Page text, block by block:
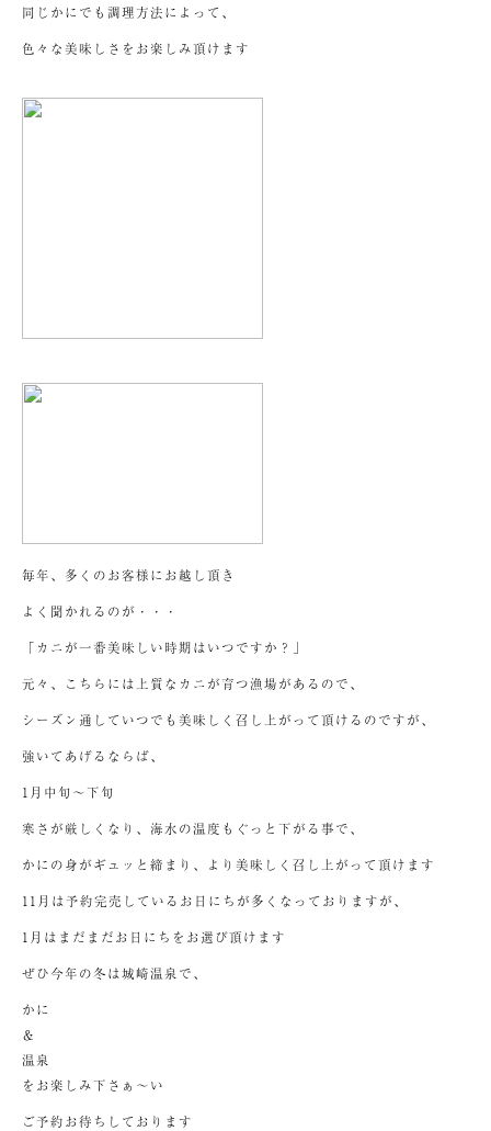
同じかにでも調理方法によって、
色々な美味しさをお楽しみ頂けます
毎年、多くのお客様にお越し頂き
よく聞かれるのが・・・
「カニが一番美味しい時期はいつですか？」
元々、こちらには上質なカニが育つ漁場があるので、
シーズン通していつでも美味しく召し上がって頂けるのですが、
強いてあげるならば、
1月中旬～下旬
寒さが厳しくなり、海水の温度もぐっと下がる事で、
かにの身がギュッと締まり、より美味しく召し上がって頂けます
11月は予約完売しているお日にちが多くなっておりますが、
1月はまだまだお日にちをお選び頂けます
ぜひ今年の冬は城崎温泉で、
かに
＆
温泉
をお楽しみ下さぁ～い
ご予約お待ちしております